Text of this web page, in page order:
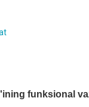
funksional